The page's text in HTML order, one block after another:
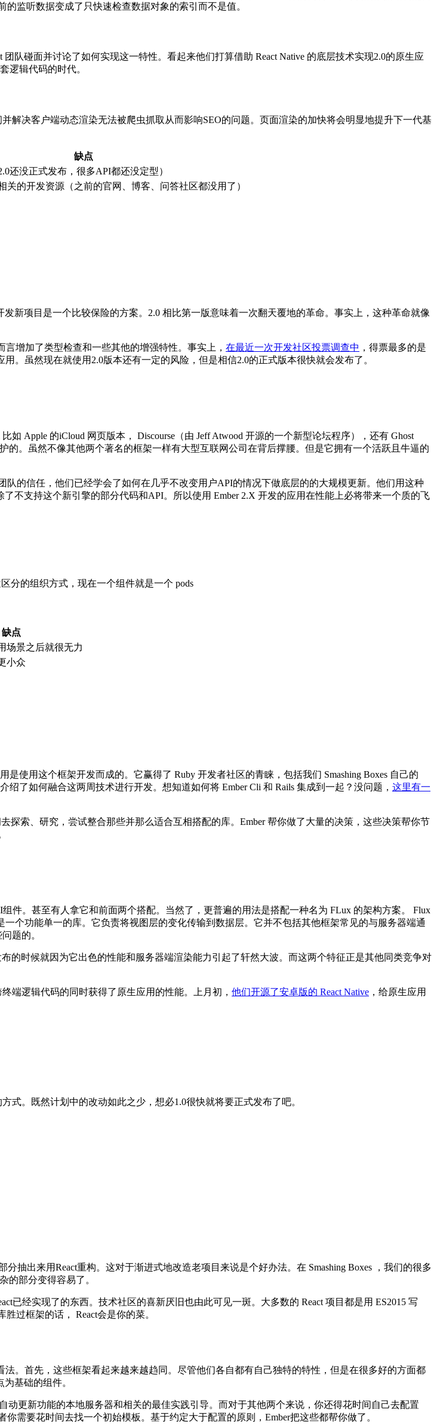
监听数据变成了只快速检查数据对象的索引而不是值。
队碰面并讨论了如何实现这一特性。看起来他们打算借助 React Native 的底层技术实现2.0的原生应
逻辑代码的时代。
解决客户端动态渲染无法被爬虫抓取从而影响SEO的问题。页面渲染的加快将会明显地提升下一代基
缺点
还没正式发布，很多API都还没定型）
关的开发资源（之前的官网、博客、问答社区都没用了）
新项目是一个比较保险的方案。2.0 相比第一版意味着一次翻天覆地的革命。事实上，这种革命就像
言增加了类型检查和一些其他的增强特性。事实上， 在最近一次开发社区投票调查中 ，得票最多的是
。虽然现在就使用2.0版本还有一定的风险，但是相信2.0的正式版本很快就会发布了。
Apple 的iCloud 网页版本， Discourse（由 Jeff Atwood 开源的一个新型论坛程序），还有 Ghost
的。虽然不像其他两个著名的框架一样有大型互联网公司在背后撑腰。但是它拥有一个活跃且牛逼的
的信任，他们已经学会了如何在几乎不改变用户API的情况下做底层的的大规模更新。他们用这种
不支持这个新引擎的部分代码和API。所以使用 Ember 2.X 开发的应用在性能上必将带来一个质的飞
分的组织方式，现在一个组件就是一个 pods
缺点
场景之后就很无力
小众
使用这个框架开发而成的。它赢得了 Ruby 开发者社区的青睐，包括我们 Smashing Boxes 自己的
了如何融合这两周技术进行开发。想知道如何将 Ember Cli 和 Rails 集成到一起？没问题， 这里有一
探索、研究，尝试整合那些并那么适合互相搭配的库。Ember 帮你做了大量的决策，这些决策帮你节
件。甚至有人拿它和前面两个搭配。当然了，更普遍的用法是搭配一种名为 FLux 的架构方案。 Flux
个功能单一的库。它负责将视图层的变化传输到数据层。它并不包括其他框架常见的与服务器端通
题的。
的时候就因为它出色的性能和服务器端渲染能力引起了轩然大波。而这两个特征正是其他同类竞争对
端逻辑代码的同时获得了原生应用的性能。上月初， 他们开源了安卓版的 React Native ，给原生应用
式。既然计划中的改动如此之少，想必1.0很快就将要正式发布了吧。
抽出来用React重构。这对于渐进式地改造老项目来说是个好办法。在 Smashing Boxes ，我们的很多
的部分变得容易了。
已经实现了的东西。技术社区的喜新厌旧也由此可见一斑。大多数的 React 项目都是用 ES2015 写
过框架的话， React会是你的菜。
法。首先，这些框架看起来越来越趋同。尽管他们各自都有自己独特的特性，但是在很多好的方面都
基础的组件。
更新功能的本地服务器和相关的最佳实践引导。而对于其他两个来说，你还得花时间自己去配置
需要花时间去找一个初始模板。基于约定大于配置的原则，Ember把这些都帮你做了。